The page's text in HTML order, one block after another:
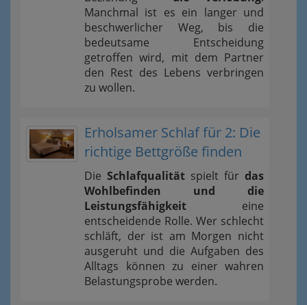
Manchmal ist es ein langer und
beschwerlicher Weg, bis die
bedeutsame Entscheidung
getroffen wird, mit dem Partner
den Rest des Lebens verbringen
zu wollen.
Erholsamer Schlaf für 2: Die
richtige Bettgröße finden
Die Schlafqualität spielt für das
Wohlbefinden und die
Leistungsfähigkeit eine
entscheidende Rolle. Wer schlecht
schläft, der ist am Morgen nicht
ausgeruht und die Aufgaben des
Alltags können zu einer wahren
Belastungsprobe werden.